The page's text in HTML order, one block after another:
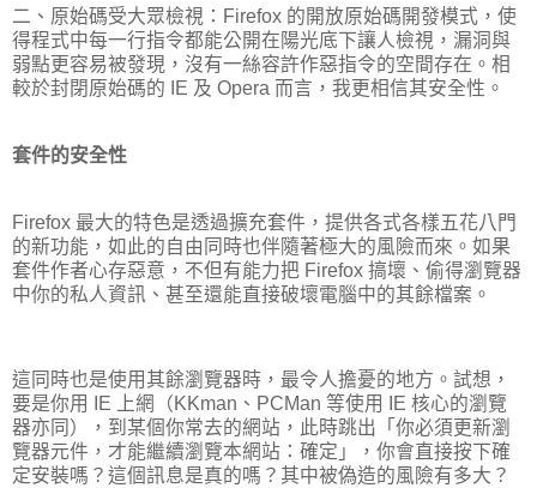
二、原始碼受大眾檢視：Firefox 的開放原始碼開發模式，使
得程式中每一行指令都能公開在陽光底下讓人檢視，漏洞與
弱點更容易被發現，沒有一絲容許作惡指令的空間存在。相
較於封閉原始碼的 IE 及 Opera 而言，我更相信其安全性。
套件的安全性
Firefox 最大的特色是透過擴充套件，提供各式各樣五花八門
的新功能，如此的自由同時也伴隨著極大的風險而來。如果
套件作者心存惡意，不但有能力把 Firefox 搞壞、偷得瀏覽器
中你的私人資訊、甚至還能直接破壞電腦中的其餘檔案。
這同時也是使用其餘瀏覽器時，最令人擔憂的地方。試想，
要是你用 IE 上網（KKman、PCMan 等使用 IE 核心的瀏覽
器亦同），到某個你常去的網站，此時跳出「你必須更新瀏
覽器元件，才能繼續瀏覽本網站：確定」，你會直接按下確
定安裝嗎？這個訊息是真的嗎？其中被偽造的風險有多大？